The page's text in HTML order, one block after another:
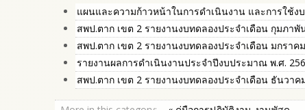
แผนและความก้าวหน้าในการดำเนินงาน และการใช้
สพป.ตาก เขต 2 รายงานงบทดลองประจำเดือน กุมภาพั
สพป.ตาก เขต 2 รายงานงบทดลองประจำเดือน มกราค
รายงานผลการดำเนินงานประจำปีงบประมาณ พ.ศ.
สพป.ตาก เขต 2 รายงานงบทดลองประจำเดือน ธันวาค